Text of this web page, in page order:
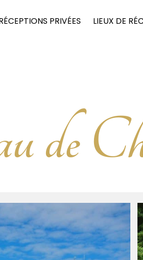
PRIVÉES LIEUX DE
de